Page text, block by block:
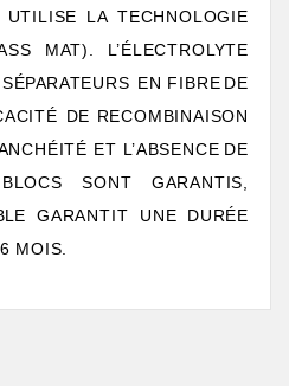
UTILISE LA TECHNOLOGIE
MAT). L’ÉLECTROLYTE
SÉPARATEURS EN FIBRE DE
DE RECOMBINAISON
ET L’ABSENCE DE
BLOCS SONT
GARANTIS,
GARANTIT UNE
DURÉE
6 MOIS.